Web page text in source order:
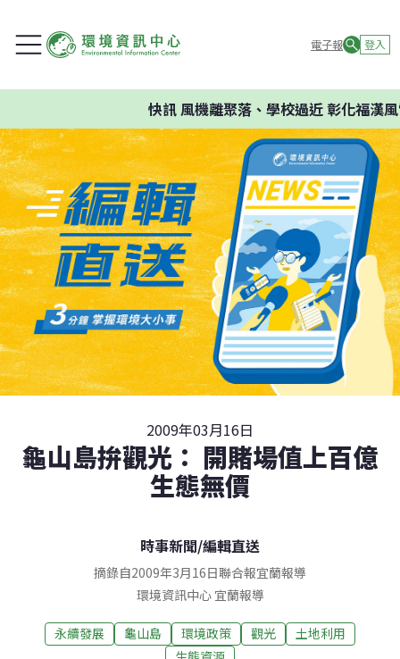
電子報 登入
快訊風機離聚落、學校過近 彰化福漢風
2009年03月16日
龜山島拚觀光： 開賭場值上百億
生態無價
時事新聞/編輯直送
摘錄自2009年3月16日聯合報宜蘭報導
環境資訊中心 宜蘭報導
永續發展 龜山島 環境政策 觀光
土地利用